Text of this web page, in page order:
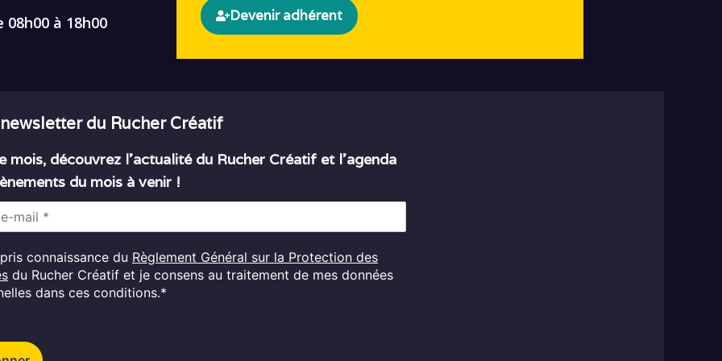
à 18h00 Devenir adhérent
du Rucher Créatif
mois, découvrez l’actualité du Rucher Créatif et l’agenda
du mois à venir !
pris connaissance du Règlement Général sur la Protection des
du Rucher Créatif et je consens au traitement de mes données
dans ces conditions.*